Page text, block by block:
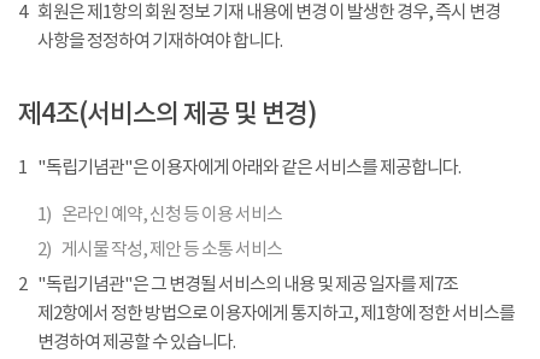
4
회원은 제1항의 회원 정보 기재 내용에 변경 이 발생한 경우, 즉시 변경
사항을 정정하여 기재하여야 합니다.
제4조(서비스의 제공 및 변경)
1 "독립기념관"은 이용자에게 아래와 같은 서비스를 제공합니다.
1) 온라인 예약, 신청 등 이용 서비스
2) 게시물 작성, 제안 등 소통 서비스
2 "독립기념관"은 그 변경될 서비스의 내용 및 제공 일자를 제7조
제2항에서 정한 방법으로 이용자에게 통지하고, 제1항에 정한 서비스를
변경하여 제공할 수 있습니다.